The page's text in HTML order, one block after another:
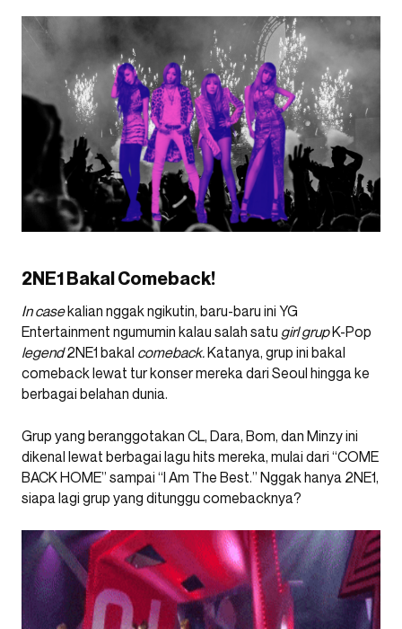
2NE1 Bakal Comeback!
In casekalian nggak ngikutin, baru-baru ini YG
Entertainment ngumumin kalau salah satu girl grupK-Pop
legend2NE1 bakal comeback.Katanya, grup ini bakal
comeback lewat tur konser mereka dari Seoul hingga ke
berbagai belahan dunia.
Grup yang beranggotakan CL, Dara, Bom, dan Minzy ini
dikenal lewat berbagai lagu hits mereka, mulai dari “COME
BACK HOME” sampai “I Am The Best.” Nggak hanya 2NE1,
siapa lagi grup yang ditunggu comebacknya?